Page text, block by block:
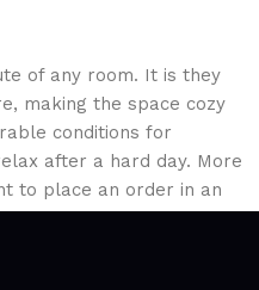
of any room. It is they
making the space cozy
conditions for
after a hard day. More
to place an order in an
at the computer in your
store has a large catalog